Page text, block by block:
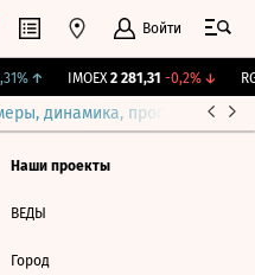
Войти
↑ IMOEX 2 281,31 -0,2%↓
динамика, прогнозы
Наши проекты
ВЕДЫ
Город